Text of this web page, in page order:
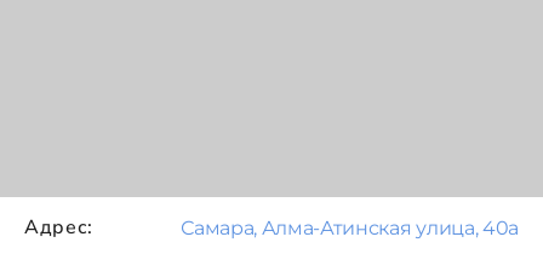
Адрес: Самара, Алма-Атинская улица, 40а